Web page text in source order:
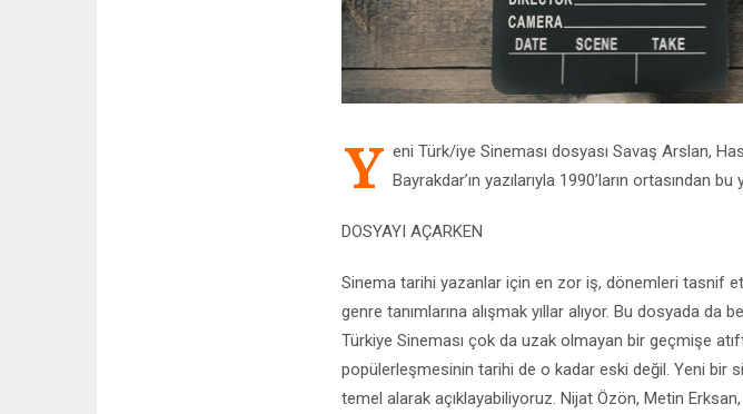
Y eni Türk/iye Sineması dosyası Savaş Arslan,
Bayrakdar’ın yazılarıyla 1990’ların ortasından
DOSYAYI AÇARKEN
Sinema tarihi yazanlar için en zor iş, dönemleri tasnif
genre tanımlarına alışmak yıllar alıyor. Bu dosyada da
Türkiye Sineması çok da uzak olmayan bir geçmişe
popülerleşmesinin tarihi de o kadar eski değil. Yeni bir
temel alarak açıklayabiliyoruz. Nijat Özön, Metin